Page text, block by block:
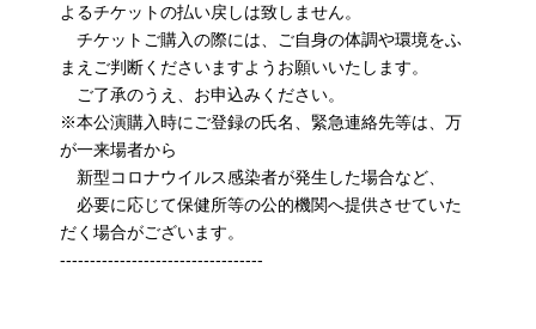
よるチケットの払い戻しは致しません。
チケットご購入の際には、ご自身の体調や環境をふ
まえご判断くださいますようお願いいたします。
ご了承のうえ、お申込みください。
※本公演購入時にご登録の氏名、緊急連絡先等は、万
が一来場者から
新型コロナウイルス感染者が発生した場合など、
必要に応じて保健所等の公的機関へ提供させていた
だく場合がございます。
----------------------------------